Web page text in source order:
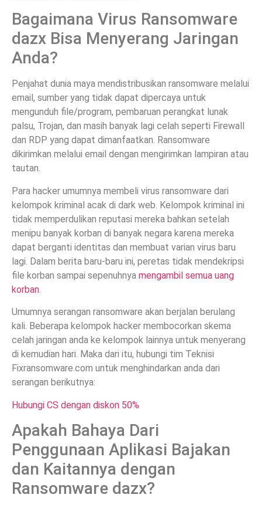
Bagaimana Virus Ransomware
dazx Bisa Menyerang Jaringan
Anda?
Penjahat dunia maya mendistribusikan ransomware melalui
email, sumber yang tidak dapat dipercaya untuk
mengunduh file/program, pembaruan perangkat lunak
palsu, Trojan, dan masih banyak lagi celah seperti Firewall
dan RDP yang dapat dimanfaatkan. Ransomware
dikirimkan melalui email dengan mengirimkan lampiran atau
tautan.
Para hacker umumnya membeli virus ransomware dari
kelompok kriminal acak di dark web. Kelompok kriminal ini
tidak memperdulikan reputasi mereka bahkan setelah
menipu banyak korban di banyak negara karena mereka
dapat berganti identitas dan membuat varian virus baru
lagi. Dalam berita baru-baru ini, peretas tidak mendekripsi
file korban sampai sepenuhnya mengambil semua uang
korban
Umumnya serangan ransomware akan berjalan berulang
kali. Beberapa kelompok hacker membocorkan skema
celah jaringan anda ke kelompok lainnya untuk menyerang
di kemudian hari. Maka dari itu, hubungi tim Teknisi
Fixransomware.com untuk menghindarkan anda dari
serangan berikutnya:
Hubungi CS dengan diskon 50%
Apakah Bahaya Dari
Penggunaan Aplikasi Bajakan
dan Kaitannya dengan
Ransomware dazx?